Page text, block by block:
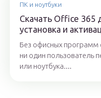
ПК и ноутбуки
Скачать Office
установка и
Без офисных программ
ни один пользователь
или ноутбука....